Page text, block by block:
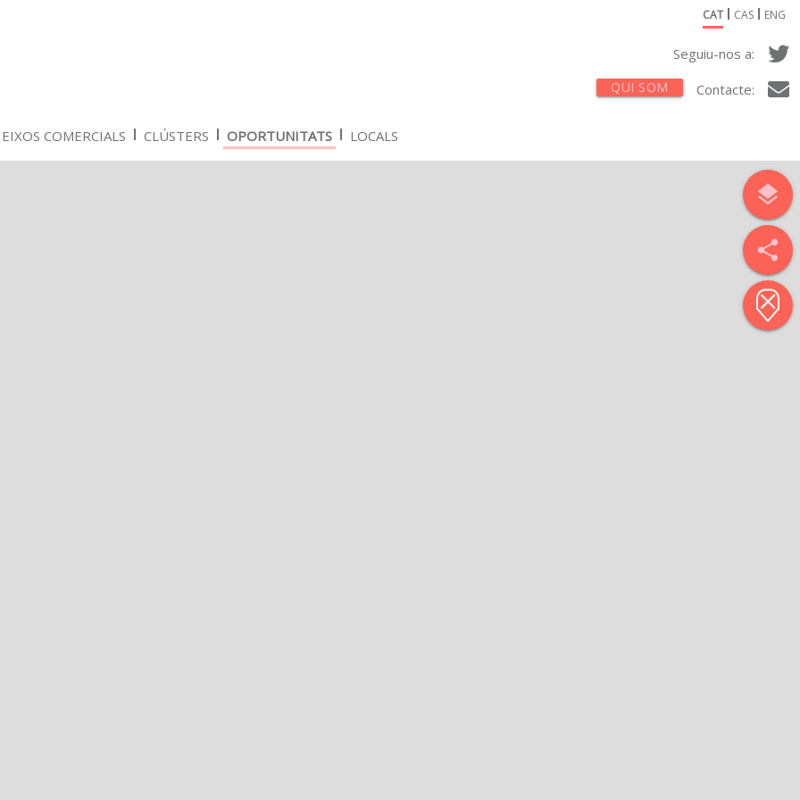
CAT CAS ENG
Seguiu-nos a:
QUI SOM Contacte:
EIXOS COMERCIALS CLÚSTERS OPORTUNITATS LOCALS
layers
share